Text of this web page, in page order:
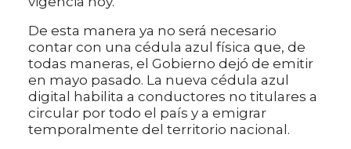
De esta manera ya no será necesario
contar con una cédula azul física que, de
todas maneras, el Gobierno dejó de emitir
en mayo pasado. La nueva cédula azul
digital habilita a conductores no titulares a
circular por todo el país y a emigrar
temporalmente del territorio nacional.